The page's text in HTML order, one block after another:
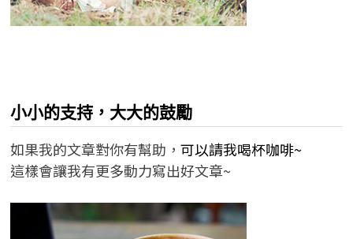
小小的支持，大大的鼓勵
如果我的文章對你有幫助， 可以請我喝杯咖啡~
這樣會讓我有更多動力寫出好文章~